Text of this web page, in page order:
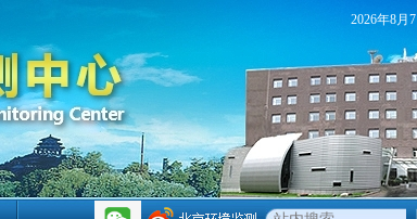
2026年8月 7